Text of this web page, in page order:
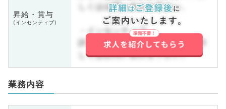
昇給・賞与
(インセンティブ)
しくはお問い合わせ下さい。
・インセンティブ
詳しくはお問い合わせ下さい。詳
しくはお問い合わせ下さい。
業務内容